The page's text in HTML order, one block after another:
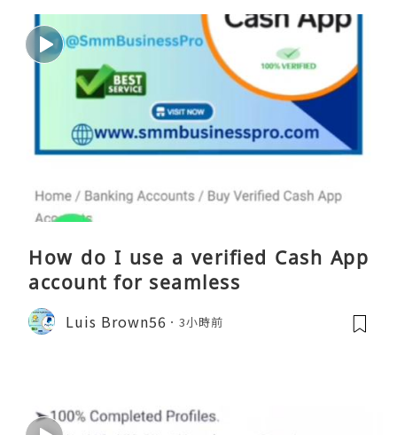
How do I use a verified Cash App
account for seamless
Luis Brown56 3小時前